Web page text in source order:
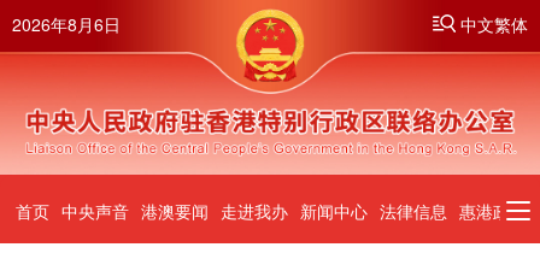
2026年8月6日 中文繁体
首页 中央声音 港澳要闻 走进我办 新闻中心 法律信息 惠港政策